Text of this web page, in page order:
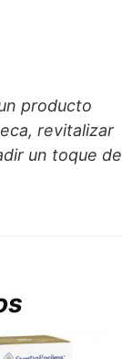
producto
revitalizar
un toque de